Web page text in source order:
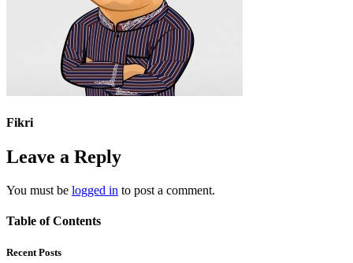
Fikri
Leave a Reply
You must be logged in to post a comment.
Table of Contents
Recent Posts